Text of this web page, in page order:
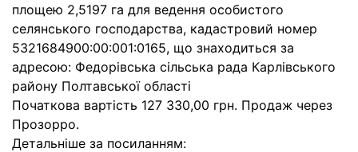
площею 2,5197 га для ведення особистого
селянського господарства, кадастровий номер
5321684900:00:001:0165, що знаходиться за
адресою: Федорівська сільська рада Карлівського
району Полтавської області
Початкова вартість 127 330,00 грн. Продаж через
Прозорро.
Детальніше за посиланням: